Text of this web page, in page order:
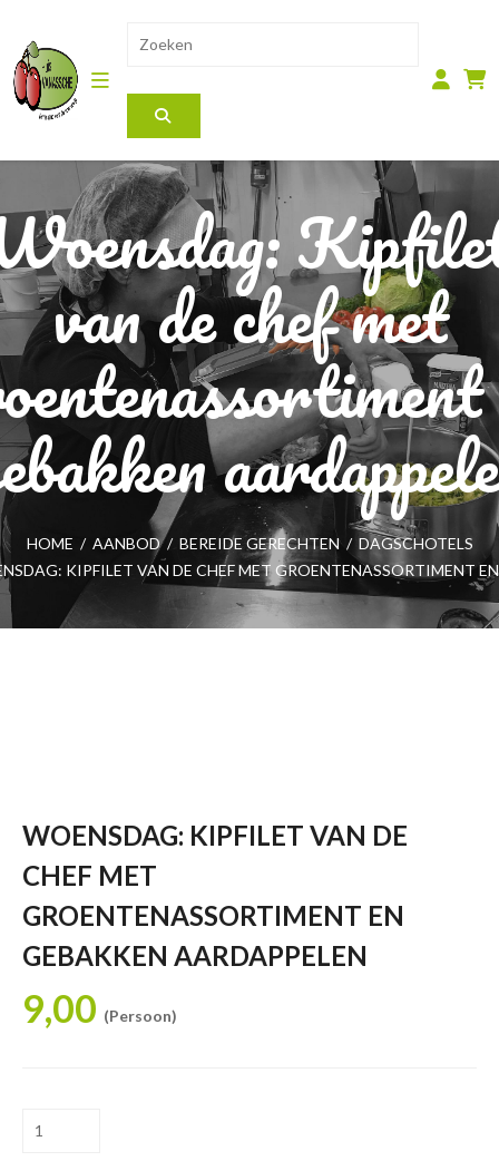
van de chef met
HOME / AANBOD / BEREIDE GERECHTEN / DAGSCHOTELS
KIPFILET VAN DE CHEF MET GROENTENASSORTIMENT
WOENSDAG: KIPFILET VAN DE
CHEF MET
GROENTENASSORTIMENT EN
GEBAKKEN AARDAPPELEN
9,00 (Persoon)